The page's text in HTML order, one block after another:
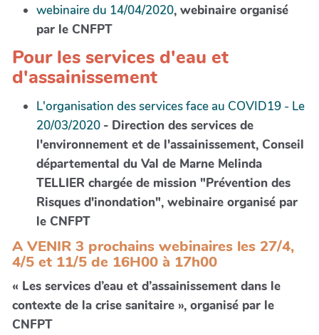
webinaire du 14/04/2020, webinaire organisé
par le CNFPT
Pour les services d'eau et
d'assainissement
L'organisation des services face au COVID19 - Le
20/03/2020 - Direction des services de
l'environnement et de l'assainissement, Conseil
départemental du Val de Marne Melinda
TELLIER chargée de mission "Prévention des
Risques d'inondation", webinaire organisé par
le CNFPT
A VENIR 3 prochains webinaires les 27/4,
4/5 et 11/5 de 16H00 à 17h00
« Les services d’eau et d’assainissement dans le
contexte de la crise sanitaire », organisé par le
CNFPT